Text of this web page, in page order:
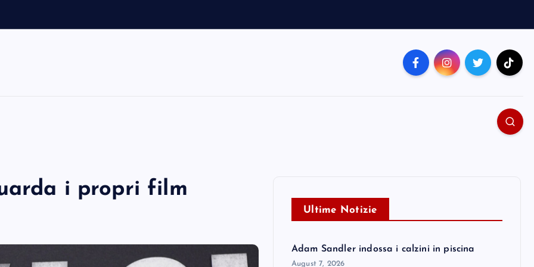
i propri film
Ultime Notizie
Adam Sandler indossa i calzini in piscina
August 7, 2026